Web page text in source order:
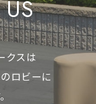
クスは
ロビーに